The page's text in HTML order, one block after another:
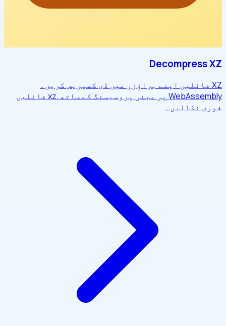
Decompress XZ
XZ فائلیں اپنے براؤزر میں ڈی کمپریس کریں۔
WebAssembly پر مبنی پروسیسنگ کے ساتھ .xz فائلیں
فوری نکالیں۔